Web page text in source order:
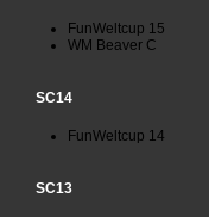
FunWeltcup 15
WM Beaver C
SC14
FunWeltcup 14
SC13